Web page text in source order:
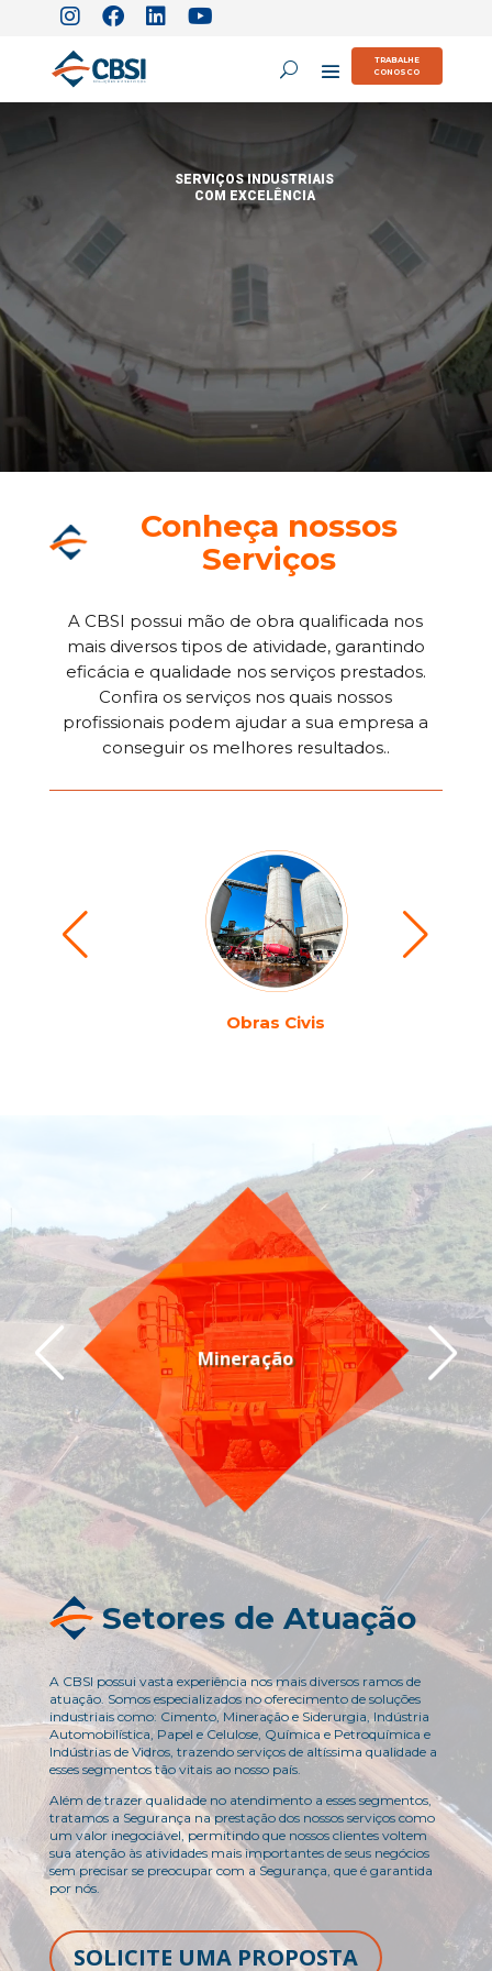
TRABALHE
CONOSCO
SERVIÇOS INDUSTRIAIS
COM EXCELÊNCIA
Conheça nossos
Serviços
A CBSI possui mão de obra qualificada nos
mais diversos tipos de atividade, garantindo
eficácia e qualidade nos serviços prestados.
Confira os serviços nos quais nossos
profissionais podem ajudar a sua empresa a
conseguir os melhores resultados..
Obras Civis
Mineração
Setores de Atuação
A CBSI possui vasta experiência nos mais diversos ramos de
atuação. Somos especializados no oferecimento de soluções
industriais como: Cimento, Mineração e Siderurgia, Indústria
Automobilística, Papel e Celulose, Química e Petroquímica e
Indústrias de Vidros, trazendo serviços de altíssima qualidade a
esses segmentos tão vitais ao nosso país.
Além de trazer qualidade no atendimento a esses segmentos,
tratamos a Segurança na prestação dos nossos serviços como
um valor inegociável, permitindo que nossos clientes voltem
sua atenção às atividades mais importantes de seus negócios
sem precisar se preocupar com a Segurança, que é garantida
por nós.
SOLICITE UMA PROPOSTA